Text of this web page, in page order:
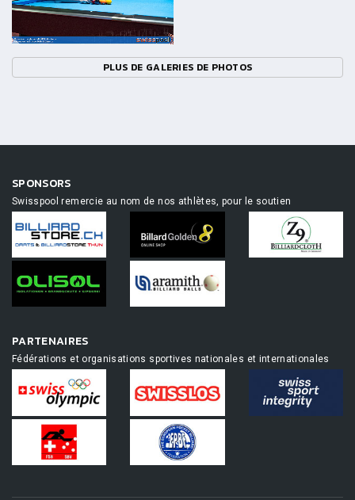
PLUS DE GALERIES DE PHOTOS
SPONSORS
Swisspool remercie au nom de nos athlètes, pour le soutien
PARTENAIRES
Fédérations et organisations sportives nationales et internationales